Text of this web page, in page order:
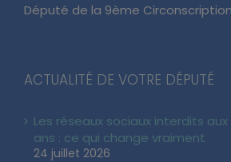
Député de la 9ème
ACTUALITÉ DE VOTRE DÉPUTÉ
Les réseaux sociaux interdits aux
ans : ce qui change vraiment
24 juillet 2026